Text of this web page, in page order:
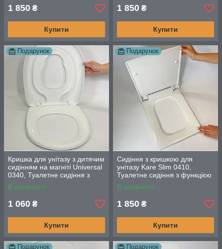
1 850 ₴
Купити
1 850 ₴
Купити
Подарунок
Кришка для унітазу з дитячим
сидінням на магніті Universal
0340, Туалетне сидіння з
функцією мікроліфт
В наявності
1 060 ₴
Купити
Подарунок
Сидіння з кришкою для
унітазу Kare Slim 0410,
Туалетне сидіння з функцією
мікроліфта, швидкого зняття
В наявності
1 850 ₴
Купити
Подарунок Подарунок